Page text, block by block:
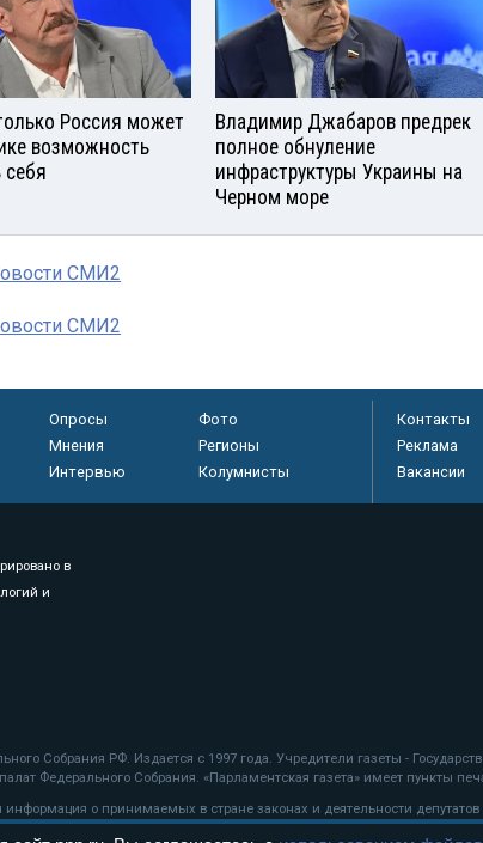
Россия может
возможность
Владимир Джабаров предрек
полное обнуление
инфраструктуры Украины на
Черном море
СМИ2
СМИ2
Опросы
Фото
Мнения
Регионы
Интервью Колумнисты
Контакты
Реклама
Вакансии
в
и
Собрания РФ. Издается с 1997 года. Учредители газеты -
Федерального Собрания. «Парламентская газета» имеет пункты
о принимаемых в стране законах и деятельности